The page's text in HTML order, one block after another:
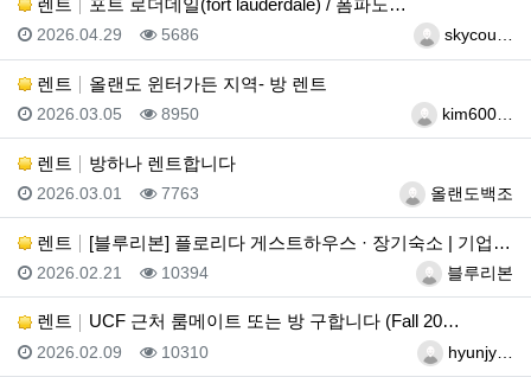
렌트 포트 로더데일(fort lauderdale) / 폼파노…
등록자skycou…
등록일
2026.04.29 조회
5686
렌트 올랜도 윈터가든 지역- 방 렌트
등록자kim600…
등록일
2026.03.05 조회
8950
렌트 방하나 렌트합니다
등록자올랜도백조
등록일
2026.03.01 조회
7763
렌트 [블루리본] 플로리다 게스트하우스 · 장기숙소 | 기업…
등록자블루리본
등록일
2026.02.21 조회
10394
렌트 UCF 근처 룸메이트 또는 방 구합니다 (Fall 20…
등록자hyunjy…
등록일
2026.02.09 조회
10310